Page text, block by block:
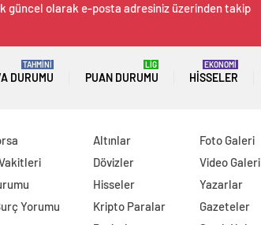
güncel olarak e-posta adresiniz üzerinden takip
DURUMU
TAHMİNİ
PUAN DURUMU
LİG
HISSELER
EKONOMİ
Yorumu
Altınlar
Dövizler
Hisseler
Kripto Paralar
Foto Galeri
Video Galeri
Yazarlar
Gazeteler